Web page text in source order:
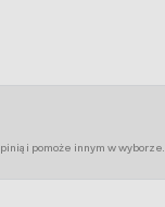
i pomoże innym w wyborze.